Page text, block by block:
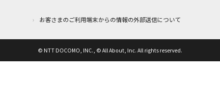
お客さまのご利用端末からの情報の外部送信について
© NTT DOCOMO, INC., © All About, Inc. All rights reserved.